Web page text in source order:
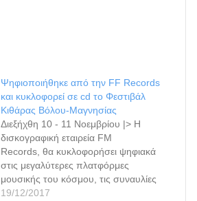
Ψηφιοποιήθηκε από την FF Records
και κυκλοφορεί σε cd το Φεστιβάλ
Κιθάρας Βόλου-Μαγνησίας
Διεξήχθη 10 - 11 Νοεμβρίου |> Η
δισκογραφική εταιρεία FM
Records, θα κυκλοφορήσει ψηφιακά
στις μεγαλύτερες πλατφόρμες
μουσικής του κόσμου, τις συναυλίες
του Φεστιβάλ Κιθάρας Βόλου-
19/12/2017